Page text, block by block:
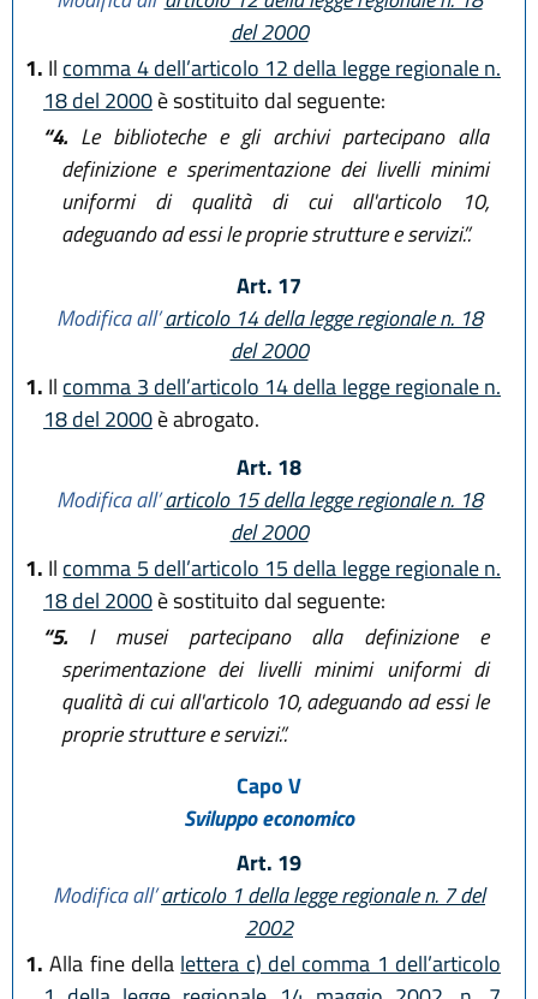
del 2000
1. Il comma 4 dell’articolo 12 della legge regionale n.
18 del 2000è sostituito dal seguente:
“4.Le biblioteche e gli archivi partecipano alla
definizione e sperimentazione dei livelli minimi
uniformi di qualità di cui all'articolo 10,
adeguando ad essi le proprie strutture e servizi.”.
Art. 17
Modifica all’articolo 14 della legge regionale n. 18
del 2000
1. Il comma 3 dell’articolo 14 della legge regionale n.
18 del 2000è abrogato.
Art. 18
Modifica all’articolo 15 della legge regionale n. 18
del 2000
1. Il comma 5 dell’articolo 15 della legge regionale n.
18 del 2000è sostituito dal seguente:
“5.I musei partecipano alla definizione e
sperimentazione dei livelli minimi uniformi di
qualità di cui all'articolo 10, adeguando ad essi le
proprie strutture e servizi.”.
Capo V
Sviluppo economico
Art. 19
Modifica all’articolo 1 della legge regionale n. 7 del
2002
1. Alla fine della lettera c) del comma 1 dell’articolo